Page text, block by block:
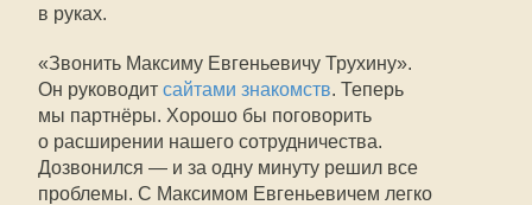
в руках.
«Звонить Максиму Евгеньевичу Трухину».
Он руководит сайтами знакомств. Теперь
мы партнёры. Хорошо бы поговорить
о расширении нашего сотрудничества.
Дозвонился — и за одну минуту решил все
проблемы. С Максимом Евгеньевичем легко